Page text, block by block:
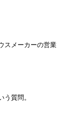
スメーカーの営業
う質問。